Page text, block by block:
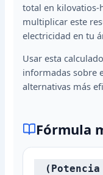
total en kilovatios-
multiplicar este
electricidad en tu
Usar esta
informadas sobre
alternativas más
Fórmula